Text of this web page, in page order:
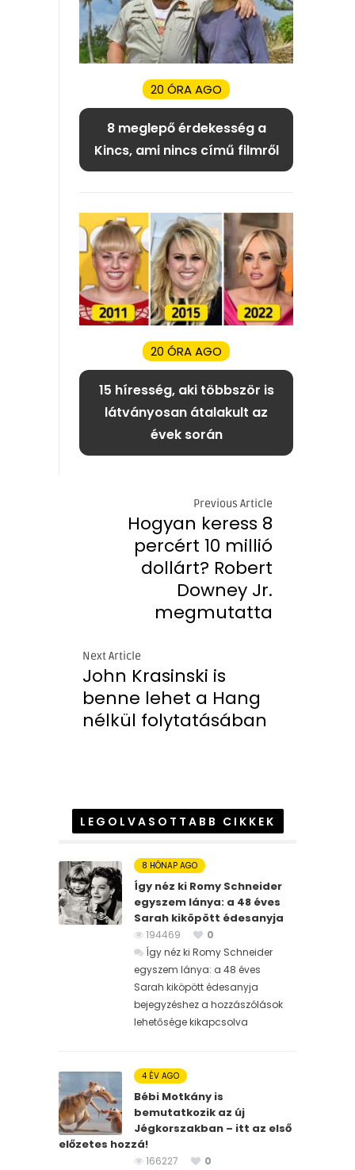
20 ÓRA AGO
8 meglepő érdekesség a
Kincs, ami nincs című filmről
20 ÓRA AGO
15 híresség, aki többször is
látványosan átalakult az
évek során
Previous Article
Hogyan keress 8
percért 10 millió
dollárt? Robert
Downey Jr.
megmutatta
Next Article
John Krasinski is
benne lehet a Hang
nélkül folytatásában
LEGOLVASOTTABB CIKKEK
8 HÓNAP AGO
Így néz ki Romy Schneider
egyszem lánya: a 48 éves
Sarah kiköpött édesanyja
194469
0
Így néz ki Romy Schneider
egyszem lánya: a 48 éves
Sarah kiköpött édesanyja
bejegyzéshez a hozzászólások
lehetősége kikapcsolva
4 ÉV AGO
Bébi Motkány is
bemutatkozik az új
Jégkorszakban – itt az első
előzetes hozzá!
166227
0